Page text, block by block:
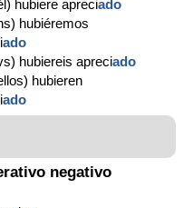
hubiere apreciado
hubiéremos
ado
hubiereis apreciado
hubieren
ado
negativo